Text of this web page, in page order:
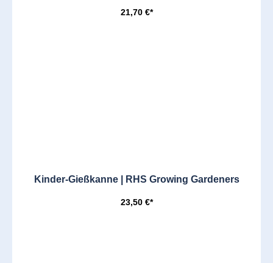
21,70 €*
Kinder-Gießkanne | RHS Growing Gardeners
23,50 €*